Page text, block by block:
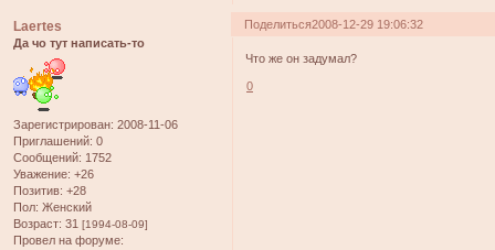
Поделиться2008-12-29 19:06:32
Laertes
Да чо тут написать-то
Зарегистрирован: 2008-11-06
Приглашений: 0
Сообщений: 1752
Уважение: +26
Позитив: +28
Пол: Женский
Возраст: 31 [1994-08-09]
Провел на форуме:
Что же он задумал?
0